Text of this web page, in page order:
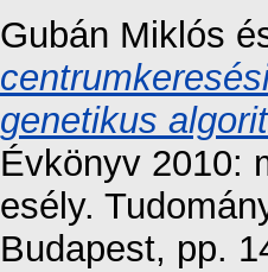
Gubán Miklós
genetikus
Évkönyv 2010:
esély.
Budapest, pp.